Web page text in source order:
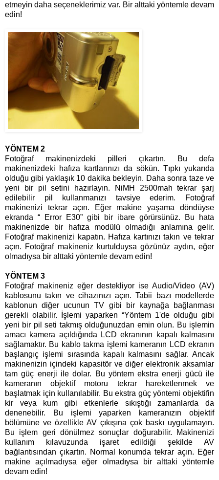
etmeyin daha seçeneklerimiz var. Bir alttaki yöntemle devam
edin!
YÖNTEM 2
Fotoğraf makinenizdeki pilleri çıkartın. Bu defa
makinenizdeki hafıza kartlarınızı da sökün. Tıpkı yukarıda
olduğu gibi yaklaşık 10 dakika bekleyin. Daha sonra taze ve
yeni bir pil setini hazırlayın. NiMH 2500mah tekrar şarj
edilebilir pil kullanmanızı tavsiye ederim. Fotoğraf
makinenizi tekrar açın. Eğer makine yaşama döndüyse
ekranda “ Error E30” gibi bir ibare görürsünüz. Bu hata
makinenizde bir hafıza modülü olmadığı anlamına gelir.
Fotoğraf makinenizi kapatın. Hafıza kartınızı takın ve tekrar
açın. Fotoğraf makineniz kurtulduysa gözünüz aydın, eğer
olmadıysa bir alttaki yöntemle devam edin!
YÖNTEM 3
Fotoğraf makineniz eğer destekliyor ise Audio/Video (AV)
kablosunu takın ve cihazınızı açın. Tabii bazı modellerde
kablonun diğer ucunun TV gibi bir kaynağa bağlanması
gerekli olabilir. İşlemi yaparken “Yöntem 1'de olduğu gibi
yeni bir pil seti takmış olduğunuzdan emin olun. Bu işlemin
amacı kamera açıldığında LCD ekranının kapalı kalmasını
sağlamaktır. Bu kablo takma işlemi kameranın LCD ekranın
başlangıç işlemi sırasında kapalı kalmasını sağlar. Ancak
makinenizin içindeki kapasitör ve diğer elektronik aksamlar
tam güç enerji ile dolar. Bu yöntem ekstra enerji gücü ile
kameranın objektif motoru tekrar hareketlenmek ve
başlatmak için kullanılabilir. Bu ekstra güç yöntemi objektifin
kir veya kum gibi etkenlerle sıkıştığı zamanlarda da
denenebilir. Bu işlemi yaparken kameranızın objektif
bölümüne ve özellikle AV çıkışına çok baskı uygulamayın.
Bu işlem geri dönülmez sonuçlar doğurabilir. Makinenizi
kullanım kılavuzunda işaret edildiği şekilde AV
bağlantısından çıkartın. Normal konumda tekrar açın. Eğer
makine açılmadıysa eğer olmadıysa bir alttaki yöntemle
devam edin!